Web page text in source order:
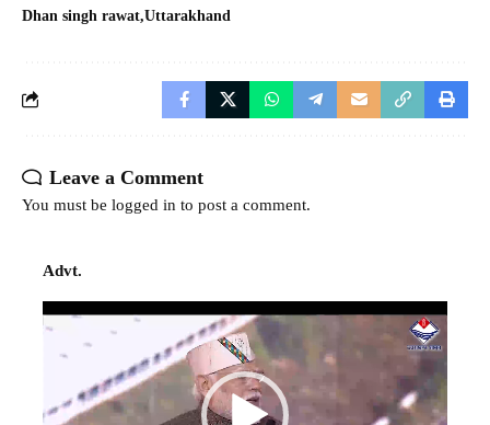
Dhan singh rawat Uttarakhand
Leave a Comment
You must be logged in to post a comment.
Advt.
Video